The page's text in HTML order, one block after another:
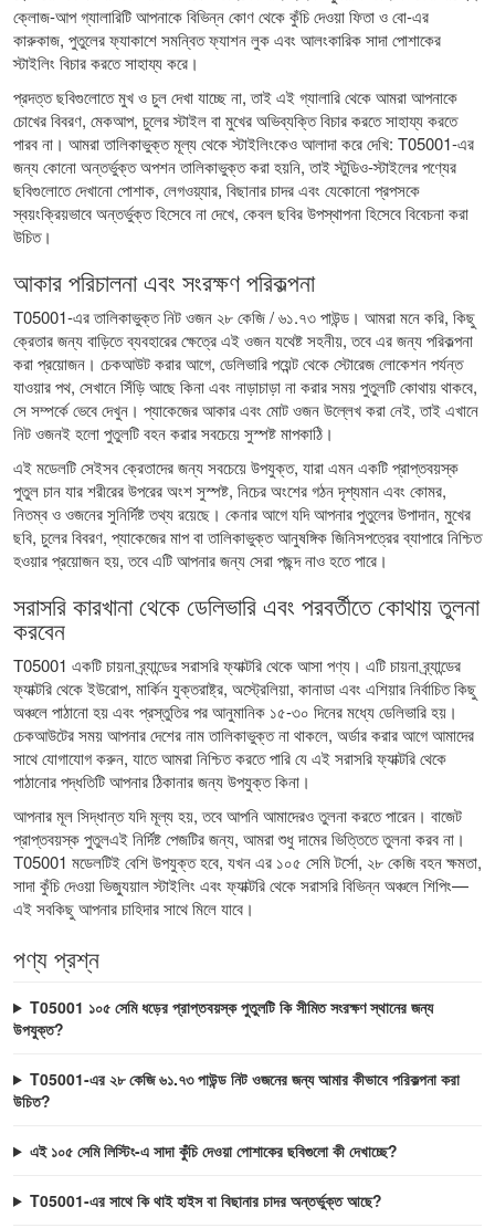
ক্লোজ-আপ গ্যালারিটি আপনাকে বিভিন্ন কোণ থেকে কুঁচি দেওয়া ফিতা ও বো-এর
কারুকাজ, পুতুলের ফ্যাকাশে সমন্বিত ফ্যাশন লুক এবং আলংকারিক সাদা পোশাকের
স্টাইলিং বিচার করতে সাহায্য করে।
প্রদত্ত ছবিগুলোতে মুখ ও চুল দেখা যাচ্ছে না, তাই এই গ্যালারি থেকে আমরা আপনাকে
চোখের বিবরণ, মেকআপ, চুলের স্টাইল বা মুখের অভিব্যক্তি বিচার করতে সাহায্য করতে
পারব না। আমরা তালিকাভুক্ত মূল্য থেকে স্টাইলিংকেও আলাদা করে দেখি: T05001-এর
জন্য কোনো অন্তর্ভুক্ত অপশন তালিকাভুক্ত করা হয়নি, তাই স্টুডিও-স্টাইলের পণ্যের
ছবিগুলোতে দেখানো পোশাক, লেগওয়্যার, বিছানার চাদর এবং যেকোনো প্রপসকে
স্বয়ংক্রিয়ভাবে অন্তর্ভুক্ত হিসেবে না দেখে, কেবল ছবির উপস্থাপনা হিসেবে বিবেচনা করা
উচিত।
আকার পরিচালনা এবং সংরক্ষণ পরিকল্পনা
T05001-এর তালিকাভুক্ত নিট ওজন ২৮ কেজি / ৬১.৭৩ পাউন্ড। আমরা মনে করি, কিছু
ক্রেতার জন্য বাড়িতে ব্যবহারের ক্ষেত্রে এই ওজন যথেষ্ট সহনীয়, তবে এর জন্য পরিকল্পনা
করা প্রয়োজন। চেকআউট করার আগে, ডেলিভারি পয়েন্ট থেকে স্টোরেজ লোকেশন পর্যন্ত
যাওয়ার পথ, সেখানে সিঁড়ি আছে কিনা এবং নাড়াচাড়া না করার সময় পুতুলটি কোথায় থাকবে,
সে সম্পর্কে ভেবে দেখুন। প্যাকেজের আকার এবং মোট ওজন উল্লেখ করা নেই, তাই এখানে
নিট ওজনই হলো পুতুলটি বহন করার সবচেয়ে সুস্পষ্ট মাপকাঠি।
এই মডেলটি সেইসব ক্রেতাদের জন্য সবচেয়ে উপযুক্ত, যারা এমন একটি প্রাপ্তবয়স্ক
পুতুল চান যার শরীরের উপরের অংশ সুস্পষ্ট, নিচের অংশের গঠন দৃশ্যমান এবং কোমর,
নিতম্ব ও ওজনের সুনির্দিষ্ট তথ্য রয়েছে। কেনার আগে যদি আপনার পুতুলের উপাদান, মুখের
ছবি, চুলের বিবরণ, প্যাকেজের মাপ বা তালিকাভুক্ত আনুষঙ্গিক জিনিসপত্রের ব্যাপারে নিশ্চিত
হওয়ার প্রয়োজন হয়, তবে এটি আপনার জন্য সেরা পছন্দ নাও হতে পারে।
সরাসরি কারখানা থেকে ডেলিভারি এবং পরবর্তীতে কোথায় তুলনা
করবেন
T05001 একটি চায়না ব্র্যান্ডের সরাসরি ফ্যাক্টরি থেকে আসা পণ্য। এটি চায়না ব্র্যান্ডের
ফ্যাক্টরি থেকে ইউরোপ, মার্কিন যুক্তরাষ্ট্র, অস্ট্রেলিয়া, কানাডা এবং এশিয়ার নির্বাচিত কিছু
অঞ্চলে পাঠানো হয় এবং প্রস্তুতির পর আনুমানিক ১৫-৩০ দিনের মধ্যে ডেলিভারি হয়।
চেকআউটের সময় আপনার দেশের নাম তালিকাভুক্ত না থাকলে, অর্ডার করার আগে আমাদের
সাথে যোগাযোগ করুন, যাতে আমরা নিশ্চিত করতে পারি যে এই সরাসরি ফ্যাক্টরি থেকে
পাঠানোর পদ্ধতিটি আপনার ঠিকানার জন্য উপযুক্ত কিনা।
আপনার মূল সিদ্ধান্ত যদি মূল্য হয়, তবে আপনি আমাদেরও তুলনা করতে পারেন। বাজেট
প্রাপ্তবয়স্ক পুতুলএই নির্দিষ্ট পেজটির জন্য, আমরা শুধু দামের ভিত্তিতে তুলনা করব না।
T05001 মডেলটিই বেশি উপযুক্ত হবে, যখন এর ১০৫ সেমি টর্সো, ২৮ কেজি বহন ক্ষমতা,
সাদা কুঁচি দেওয়া ভিজ্যুয়াল স্টাইলিং এবং ফ্যাক্টরি থেকে সরাসরি বিভিন্ন অঞ্চলে শিপিং—
এই সবকিছু আপনার চাহিদার সাথে মিলে যাবে।
পণ্য প্রশ্ন
T05001 ১০৫ সেমি ধড়ের প্রাপ্তবয়স্ক পুতুলটি কি সীমিত সংরক্ষণ স্থানের জন্য
উপযুক্ত?
T05001-এর ২৮ কেজি ৬১.৭৩ পাউন্ড নিট ওজনের জন্য আমার কীভাবে পরিকল্পনা করা
উচিত?
এই ১০৫ সেমি লিস্টিং-এ সাদা কুঁচি দেওয়া পোশাকের ছবিগুলো কী দেখাচ্ছে?
T05001-এর সাথে কি থাই হাইস বা বিছানার চাদর অন্তর্ভুক্ত আছে?